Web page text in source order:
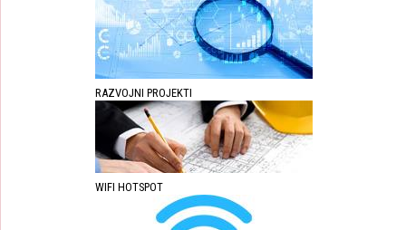
RAZVOJNI PROJEKTI
WIFI HOTSPOT